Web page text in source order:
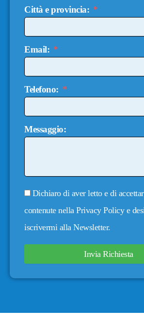
Città e provincia:
Email:
Telefono:
Messaggio:
Dichiaro di aver letto e di
contenute nella Privacy Policye
iscrivermi alla Newsletter.
Invia Richiesta